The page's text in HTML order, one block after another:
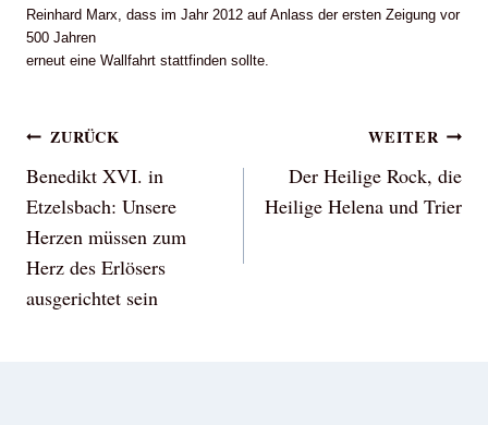
Reinhard Marx, dass im Jahr 2012 auf Anlass der ersten Zeigung vor
500 Jahren
erneut eine Wallfahrt stattfinden sollte.
Beitragsnavigation
ZURÜCK
Benedikt XVI. in
Etzelsbach: Unsere
Herzen müssen zum
Herz des Erlösers
ausgerichtet sein
WEITER
Der Heilige Rock, die
Heilige Helena und Trier